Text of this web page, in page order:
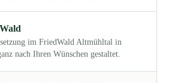
im FriedWald Altmühltal in
nach Ihren Wünschen gestaltet.